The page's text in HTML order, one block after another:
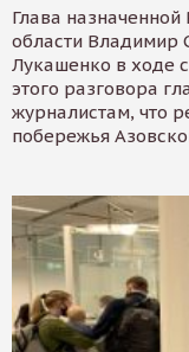
Глава
области Владимир
Лукашенко в ходе
этого разговора
журналистам, что
побережья